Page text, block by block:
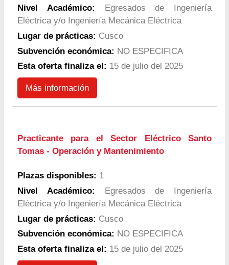
Nivel Académico: Egresados de Ingeniería
Eléctrica y/o Ingeniería Mecánica Eléctrica
Lugar de prácticas: Cusco
Subvención económica: NO ESPECIFICA
Esta oferta finaliza el: 15 de julio del 2025
Más información
Practicante para el Sector Eléctrico Santo
Tomas - Operación y Mantenimiento
Plazas disponibles: 1
Nivel Académico: Egresados de Ingeniería
Eléctrica y/o Ingeniería Mecánica Eléctrica
Lugar de prácticas: Cusco
Subvención económica: NO ESPECIFICA
Esta oferta finaliza el: 15 de julio del 2025